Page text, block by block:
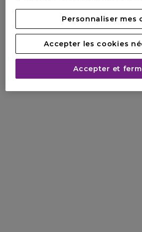
Personnaliser mes
Accepter les cookies
Accepter et